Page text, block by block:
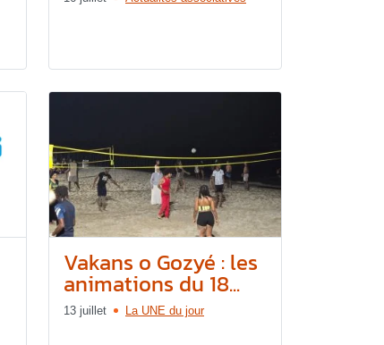
Vakans o Gozyé : les
animations du 18...
13 juillet La UNE du jour